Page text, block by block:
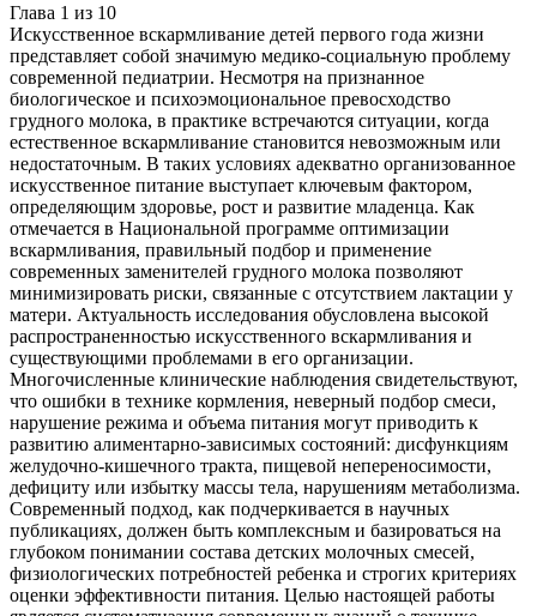
Глава 1 из 10
Искусственное вскармливание детей первого года жизни
представляет собой значимую медико-социальную проблему
современной педиатрии. Несмотря на признанное
биологическое и психоэмоциональное превосходство
грудного молока, в практике встречаются ситуации, когда
естественное вскармливание становится невозможным или
недостаточным. В таких условиях адекватно организованное
искусственное питание выступает ключевым фактором,
определяющим здоровье, рост и развитие младенца. Как
отмечается в Национальной программе оптимизации
вскармливания, правильный подбор и применение
современных заменителей грудного молока позволяют
минимизировать риски, связанные с отсутствием лактации у
матери. Актуальность исследования обусловлена высокой
распространенностью искусственного вскармливания и
существующими проблемами в его организации.
Многочисленные клинические наблюдения свидетельствуют,
что ошибки в технике кормления, неверный подбор смеси,
нарушение режима и объема питания могут приводить к
развитию алиментарно-зависимых состояний: дисфункциям
желудочно-кишечного тракта, пищевой непереносимости,
дефициту или избытку массы тела, нарушениям метаболизма.
Современный подход, как подчеркивается в научных
публикациях, должен быть комплексным и базироваться на
глубоком понимании состава детских молочных смесей,
физиологических потребностей ребенка и строгих критериях
оценки эффективности питания. Целью настоящей работы